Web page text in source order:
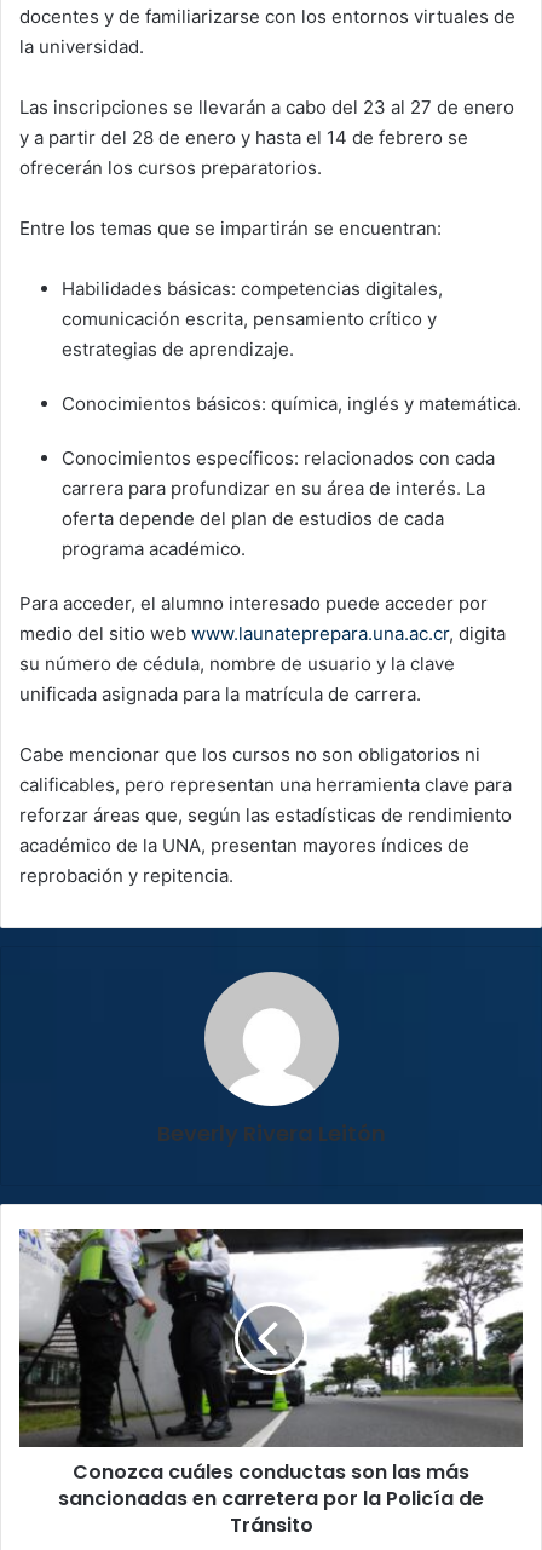
docentes y de familiarizarse con los entornos virtuales de
la universidad.
Las inscripciones se llevarán a cabo del 23 al 27 de enero
y a partir del 28 de enero y hasta el 14 de febrero se
ofrecerán los cursos preparatorios.
Entre los temas que se impartirán se encuentran:
Habilidades básicas: competencias digitales,
comunicación escrita, pensamiento crítico y
estrategias de aprendizaje.
Conocimientos básicos: química, inglés y matemática.
Conocimientos específicos: relacionados con cada
carrera para profundizar en su área de interés. La
oferta depende del plan de estudios de cada
programa académico.
Para acceder, el alumno interesado puede acceder por
medio del sitio web www.launateprepara.una.ac.cr, digita
su número de cédula, nombre de usuario y la clave
unificada asignada para la matrícula de carrera.
Cabe mencionar que los cursos no son obligatorios ni
calificables, pero representan una herramienta clave para
reforzar áreas que, según las estadísticas de rendimiento
académico de la UNA, presentan mayores índices de
reprobación y repitencia.
Beverly Rivera Leitón
Conozca
cuáles
conductas
son
las
más
sancionadas
en
carretera
Conozca cuáles conductas son las más
sancionadas en carretera por la Policía de
Tránsito